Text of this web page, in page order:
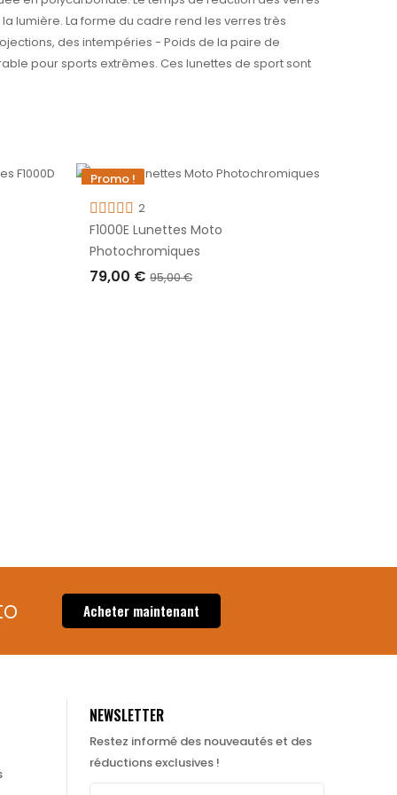
lumière. La forme du cadre rend les verres très
des intempéries - Poids de la paire de
pour sports extrêmes. Ces lunettes de sport sont
Promo !
-16,00 €
Rupture de stock
2
F1000E Lunettes Moto
Photochromiques
79,00 € 95,00 €
Acheter maintenant
NEWSLETTER
Restez informé des nouveautés et des
réductions exclusives !